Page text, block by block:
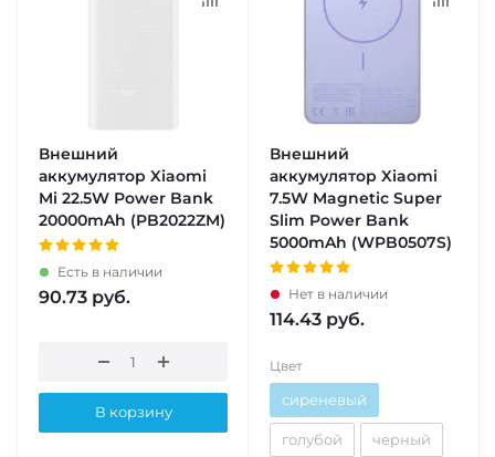
Внешний
аккумулятор Xiaomi
Mi 22.5W Power Bank
20000mAh (PB2022ZM)
Есть в наличии
90.73 руб.
В корзину
Внешний
аккумулятор Xiaomi
7.5W Magnetic Super
Slim Power Bank
5000mAh (WPB0507S)
Нет в наличии
114.43 руб.
Цвет
сиреневый
голубой черный